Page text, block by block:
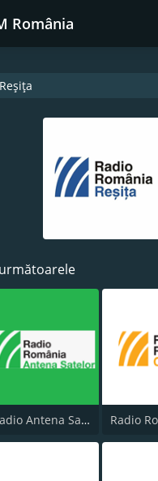
România
Radio Antena Satelor